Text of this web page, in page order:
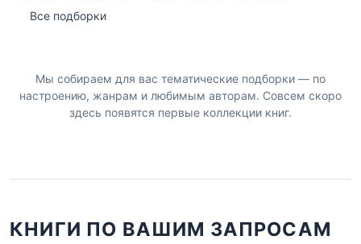
Все подборки
Мы собираем для вас тематические подборки — по
настроению, жанрам и любимым авторам. Совсем скоро
здесь появятся первые коллекции книг.
КНИГИ ПО ВАШИМ ЗАПРОСАМ